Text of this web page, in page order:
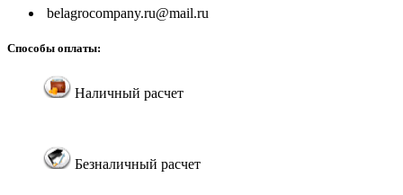
belagrocompany.ru@mail.ru
Способы оплаты:
Наличный расчет
Безналичный расчет